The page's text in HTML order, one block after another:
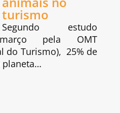
turismo
Segundo estudo
pela OMT
do Turismo), 25% de
planeta…